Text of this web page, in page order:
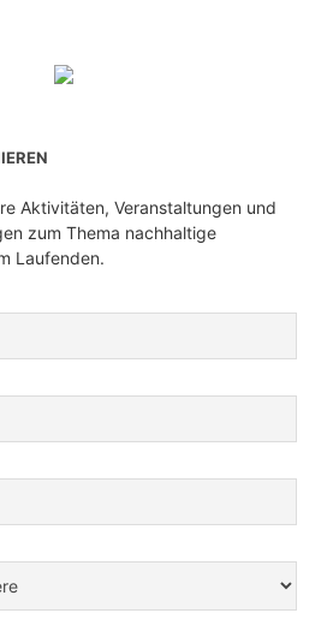
Aktivitäten, Veranstaltungen und
zum Thema nachhaltige
Laufenden.